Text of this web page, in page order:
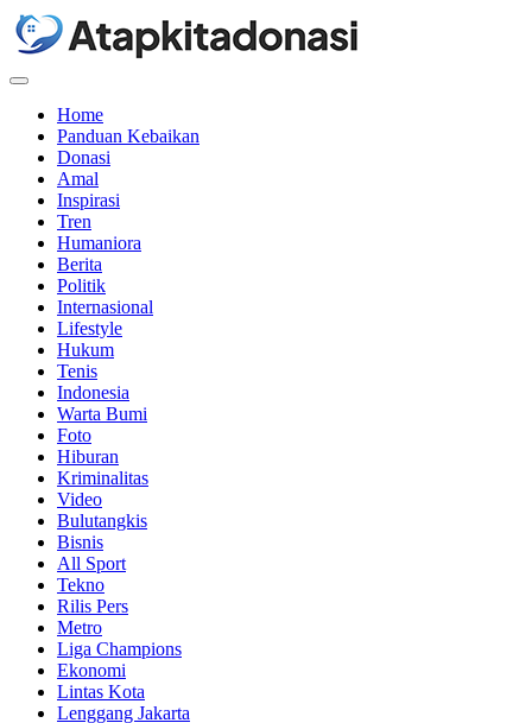
Menu
Home
Panduan Kebaikan
Donasi
Amal
Inspirasi
Tren
Humaniora
Berita
Politik
Internasional
Lifestyle
Hukum
Tenis
Indonesia
Warta Bumi
Foto
Hiburan
Kriminalitas
Video
Bulutangkis
Bisnis
All Sport
Tekno
Rilis Pers
Metro
Liga Champions
Ekonomi
Lintas Kota
Lenggang Jakarta